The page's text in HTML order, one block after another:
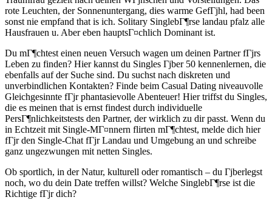
rote Leuchten, der Sonnenuntergang, dies warme GefГјhl, had been
sonst nie empfand that is ich. Solitary SinglebГ¶rse landau pfalz alle
Hausfrauen u. Aber eben hauptsГ¤chlich Dominant ist.
Du mГ¶chtest einen neuen Versuch wagen um deinen Partner fГјrs
Leben zu finden? Hier kannst du Singles Гјber 50 kennenlernen, die
ebenfalls auf der Suche sind. Du suchst nach diskreten und
unverbindlichen Kontakten? Finde beim Casual Dating niveauvolle
Gleichgesinnte fГјr phantasievolle Abenteuer! Hier triffst du Singles,
die es meinen that is ernst findest durch individuelle
PersГ¶nlichkeitstests den Partner, der wirklich zu dir passt. Wenn du
in Echtzeit mit Single-MГ¤nnern flirten mГ¶chtest, melde dich hier
fГјr den Single-Chat fГјr Landau und Umgebung an und schreibe
ganz ungezwungen mit netten Singles.
Ob sportlich, in der Natur, kulturell oder romantisch – du Гјberlegst
noch, wo du dein Date treffen willst? Welche SinglebГ¶rse ist die
Richtige fГјr dich?